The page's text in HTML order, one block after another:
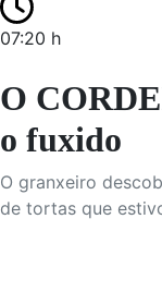
07:20 h
O
o fuxido
O granxeiro
de tortas que